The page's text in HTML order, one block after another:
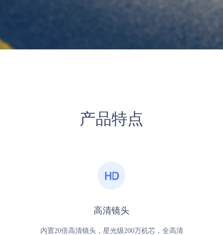
产品特点
高清镜头
内置20倍高清镜头，星光级200万机芯，全高清